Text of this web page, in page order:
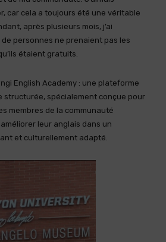
car cela a toujours été une véritable
après plusieurs mois, j’ai
personnes ne prenaient pas les
étaient gratuits.
English Academy : une plateforme
structurée, spécialement conçue pour
membres de la communauté
leur anglais dans un
et culturellement adapté.